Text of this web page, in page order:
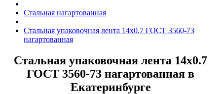
Стальная нагартованная
Стальная упаковочная лента 14x0.7 ГОСТ 3560-73
нагартованная
Стальная упаковочная лента 14x0.7
ГОСТ 3560-73 нагартованная в
Екатеринбурге